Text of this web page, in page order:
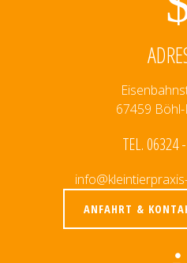
67459
TEL. 06324
ANFAHRT &